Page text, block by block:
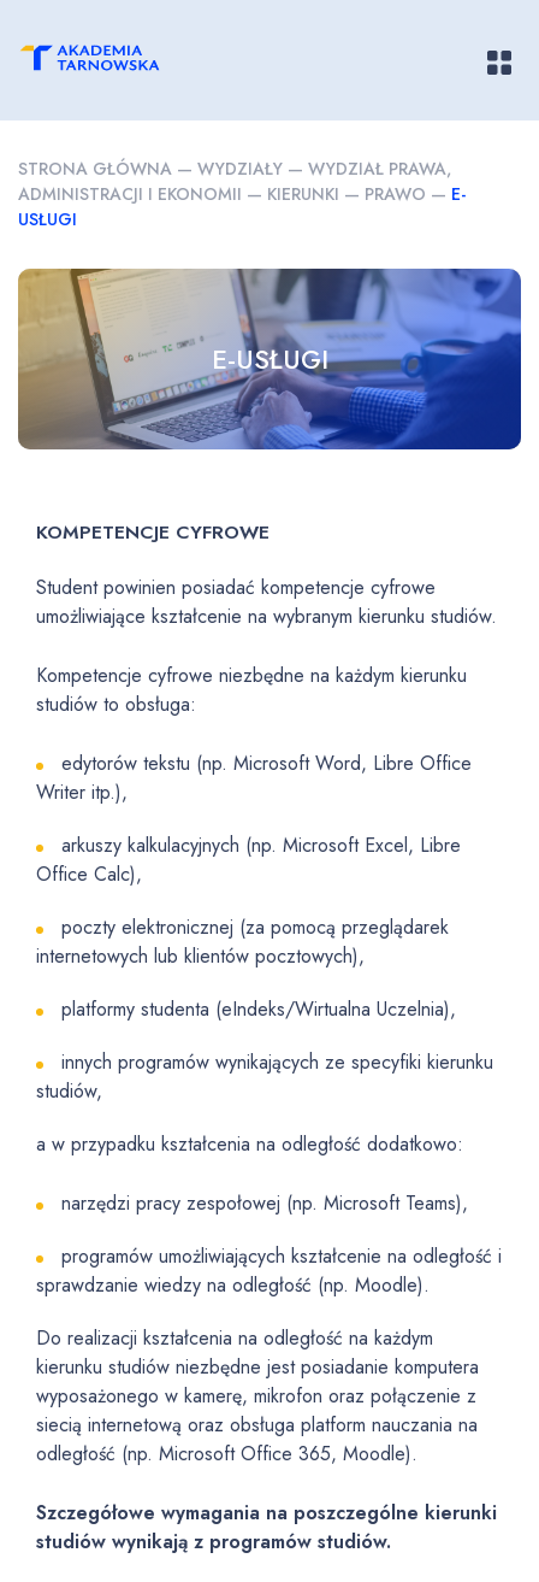
STRONA GŁÓWNA — WYDZIAŁY — WYDZIAŁ PRAWA,
ADMINISTRACJI I EKONOMII — KIERUNKI — PRAWO — E-
USŁUGI
E-USŁUGI
KOMPETENCJE CYFROWE
Student powinien posiadać kompetencje cyfrowe
umożliwiające kształcenie na wybranym kierunku studiów.
Kompetencje cyfrowe niezbędne na każdym kierunku
studiów to obsługa:
edytorów tekstu (np. Microsoft Word, Libre Office
Writer itp.),
arkuszy kalkulacyjnych (np. Microsoft Excel, Libre
Office Calc),
poczty elektronicznej (za pomocą przeglądarek
internetowych lub klientów pocztowych),
platformy studenta (eIndeks/Wirtualna Uczelnia),
innych programów wynikających ze specyfiki kierunku
studiów,
a w przypadku kształcenia na odległość dodatkowo:
narzędzi pracy zespołowej (np. Microsoft Teams),
programów umożliwiających kształcenie na odległość i
sprawdzanie wiedzy na odległość (np. Moodle).
Do realizacji kształcenia na odległość na każdym
kierunku studiów niezbędne jest posiadanie komputera
wyposażonego w kamerę, mikrofon oraz połączenie z
siecią internetową oraz obsługa platform nauczania na
odległość (np. Microsoft Office 365, Moodle).
Szczegółowe wymagania na poszczególne kierunki
studiów wynikają z programów studiów.